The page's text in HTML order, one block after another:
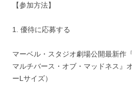
【参加方法】
1. 優待に応募する
マーベル・スタジオ劇場公開最新作
マルチバース・オブ・マッドネス』
ーLサイズ）